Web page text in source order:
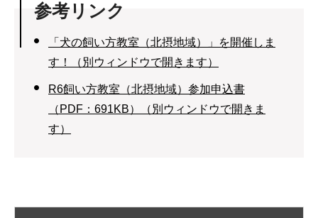
参考リンク
「犬の飼い方教室（北摂地域）」を開催しま
す！（別ウィンドウで開きます）
R6飼い方教室（北摂地域）参加申込書
（PDF：691KB）（別ウィンドウで開きま
す）